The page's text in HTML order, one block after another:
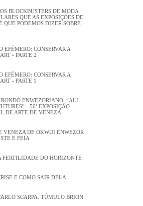
BLOCKBUSTERS DE MODA
QUE AS EXPOSIÇÕES DE
QUE PODEMOS DIZER SOBRE
EFÉMERO: CONSERVAR A
- PARTE 2
EFÉMERO: CONSERVAR A
- PARTE 1
ENWEZORIANO. “ALL
- 56ª EXPOSIÇÃO
DE ARTE DE VENEZA
VENEZA DE OKWUI ENWEZOR
E FEIA
FERTILIDADE DO HORIZONTE
E COMO SAIR DELA
SCARPA. TÚMULO BRION